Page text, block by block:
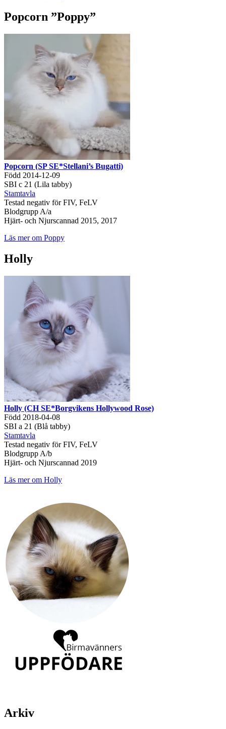
Popcorn ”Poppy”
Popcorn (SP SE*Stellani’s Bugatti)
Född 2014-12-09
SBI c 21 (Lila tabby)
Stamtavla
Testad negativ för FIV, FeLV
Blodgrupp A/a
Hjärt- och Njurscannad 2015, 2017
Läs mer om Poppy
Holly
Holly (CH SE*Borgvikens Hollywood Rose)
Född 2018-04-08
SBI a 21 (Blå tabby)
Stamtavla
Testad negativ för FIV, FeLV
Blodgrupp A/b
Hjärt- och Njurscannad 2019
Läs mer om Holly
Arkiv